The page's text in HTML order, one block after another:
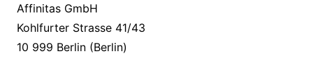
Affinitas GmbH
Kohlfurter Strasse 41/43
10 999 Berlin (Berlin)